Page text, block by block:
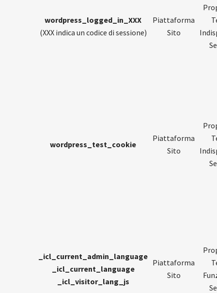
wordpress_logged_in_XXX
(XXX indica un codice di sessione)
Piattaforma
Sito
wordpress_test_cookie
Piattaforma
Sito
_icl_current_admin_language
_icl_current_language
_icl_visitor_lang_js
Piattaforma
Sito